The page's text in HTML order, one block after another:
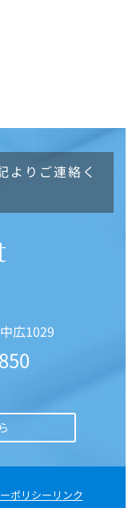
よりご連絡く
広1029
ポリシー リンク